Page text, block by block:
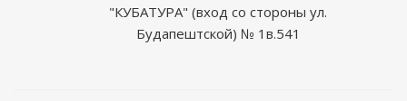
"КУБАТУРА" (вход со стороны ул.
Будапештской) № 1в.541